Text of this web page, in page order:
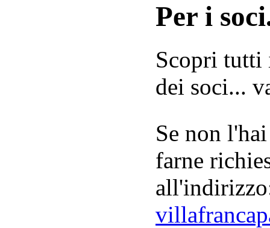
Per i
Scopri tutti
dei soci...
Se non
farne